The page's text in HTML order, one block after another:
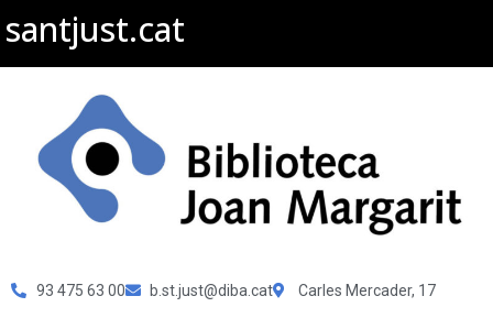
santjust.cat
93 475 63 00 b.st.just@diba.cat Carles Mercader, 17